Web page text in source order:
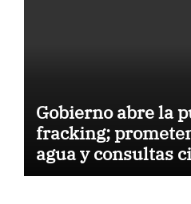
Gobierno abre la
fracking;
agua y consultas